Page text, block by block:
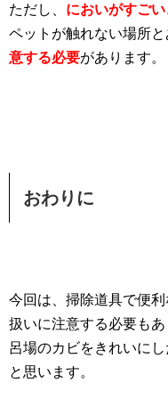
ただし、 においがすご
ペットが触れない場所と
意する必要があります。
おわりに
今回は、掃除道具で便
扱いに注意する必要も
呂場のカビをきれいに
と思います。